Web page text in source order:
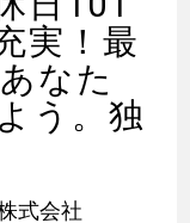
実！最
なた
う。独
式会社